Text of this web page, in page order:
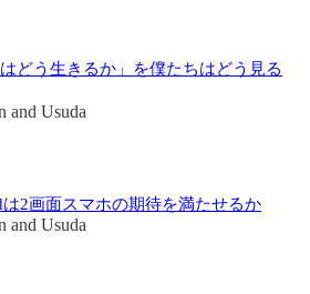
どう生きるか」を僕たちはどう見る
and Usuda
は2画面スマホの期待を満たせるか
and Usuda